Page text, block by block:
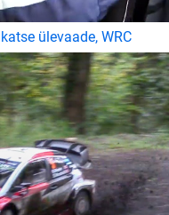
ülevaade, WRC